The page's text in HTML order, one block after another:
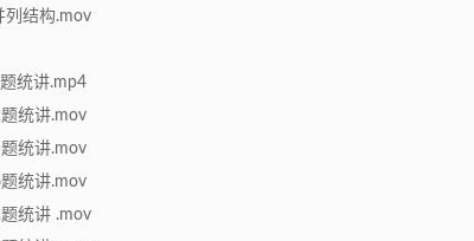
列结构.mov
统讲.mp4
统讲.mov
统讲.mov
统讲.mov
统讲 .mov